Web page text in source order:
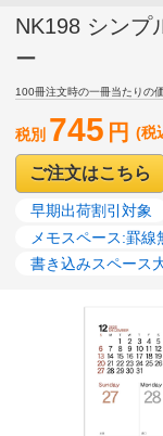
NK198 シンプ
ー
100冊注文時の一冊当たりの
税別 745 円 (税
ご注文はこちら
早期出荷割引対象
メモスペース:罫線
書き込みスペース